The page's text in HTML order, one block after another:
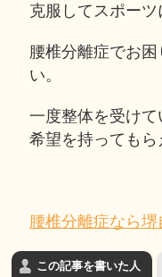
克服してスポーツ
腰椎分離症でお
い。
一度整体を受け
希望を持ってもら
腰椎分離症なら
この記事を書いた人